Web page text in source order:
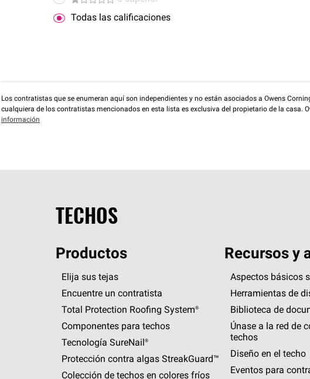
Todas las calificaciones
Los contratistas que se enumeran aquí son independientes y no están asociados a Owens
cualquiera de los contratistas mencionados en esta lista es exclusiva del propietario de la
información
TECHOS
Productos
Elija sus tejas
Encuentre un contratista
Total Protection Roofing System®
Componentes para techos
Tecnología SureNail®
Protección contra algas StreakGuard™
Colección de techos en colores fríos
Recursos y
Aspectos básicos
Herramientas de
Biblioteca de
Únase a la red de
techos
Diseño en el techo
Eventos para